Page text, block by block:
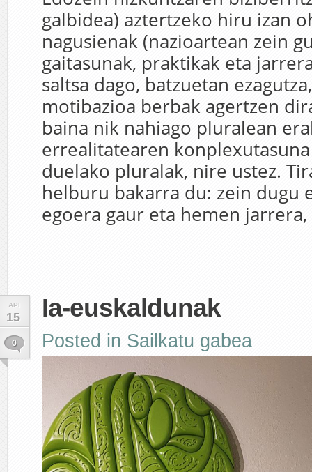
galbidea) aztertzeko hiru izan
nagusienak (nazioartean zein
gaitasunak, praktikak eta
saltsa dago, batzuetan
motibazioa berbak agertzen
baina nik nahiago pluralean
errealitatearen
duelako pluralak, nire ustez.
helburu bakarra du: zein dugu
egoera gaur eta hemen jarrera,
API
15
0
Ia-euskaldunak
Posted in Sailkatu gabea